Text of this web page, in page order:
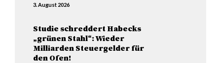
3. August 2026
Studie schreddert Habecks
„grünen Stahl“: Wieder
Milliarden Steuergelder für
den Ofen!